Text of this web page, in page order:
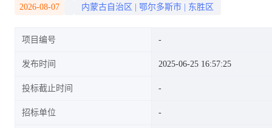
40437房产(第一次拍卖)的公告
2026-08-07 内蒙古自治区 鄂尔多斯市 东胜区
项目编号
发布时间 2025-06-25 16:57:25
投标截止时间
招标单位